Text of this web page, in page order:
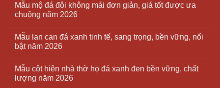
Mẫu mộ đá đôi không mái đơn giản, giá tốt được ưa
chuộng năm 2026
Mẫu lan can đá xanh tinh tế, sang trọng, bền vững, nổi
bật năm 2026
Mẫu cột hiên nhà thờ họ đá xanh đen bền vững, chất
lượng năm 2026